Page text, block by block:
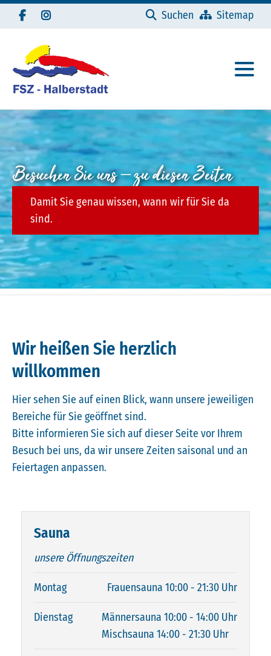
Navigation überspringen
Suchen
Sitemap
Besuchen Sie uns – zu diesen Zeiten
Damit Sie genau wissen, wann wir für Sie da
sind.
Wir heißen Sie herzlich
willkommen
Hier sehen Sie auf einen Blick, wann unsere jeweiligen
Bereiche für Sie geöffnet sind.
Bitte informieren Sie sich auf dieser Seite vor Ihrem
Besuch bei uns, da wir unsere Zeiten saisonal und an
Feiertagen anpassen.
Sauna
unsere Öffnungszeiten
Montag Frauensauna 10:00 - 21:30 Uhr
Dienstag
Männersauna 10:00 - 14:00 Uhr
Mischsauna 14:00 - 21:30 Uhr